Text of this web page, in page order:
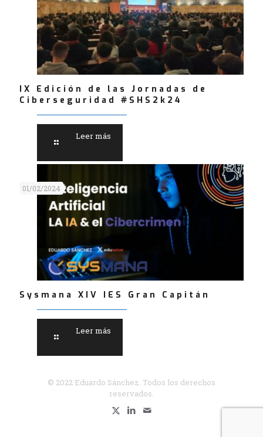
IX Edición de las Jornadas de
Ciberseguridad #SHS2k24
Leer más
01/02/2024
Sysmana XIV IES Gran Capitán
Leer más
© 2022 Eduardo Sánchez. Todos los derechos
reservados.